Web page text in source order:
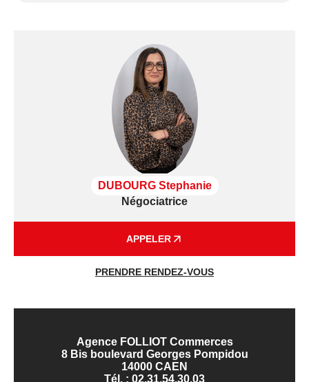
: [www.georisques.gouv.fr]
(http://www.georisques.gouv.fr)
DUBOURG Stephanie
Négociatrice
APPELER
PRENDRE RENDEZ-VOUS
Agence FOLLIOT Commerces
8 Bis boulevard Georges Pompidou
14000 CAEN
Tél. : 02.31.54.30.03